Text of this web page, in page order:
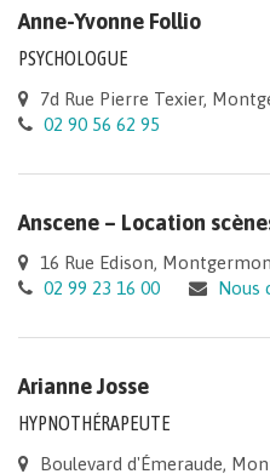
Anne-Yvonne Follio
PSYCHOLOGUE
7d Rue Pierre Texier,
02 90 56 62 95
Anscene – Location
16 Rue Edison,
02 99 23 16 00
Nous
Arianne Josse
HYPNOTHÉRAPEUTE
Boulevard d'Émeraude,